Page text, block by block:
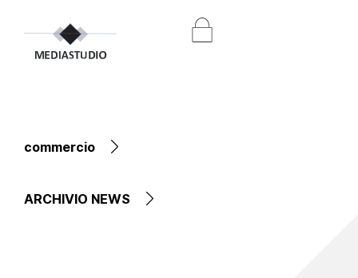
commercio
ARCHIVIO NEWS